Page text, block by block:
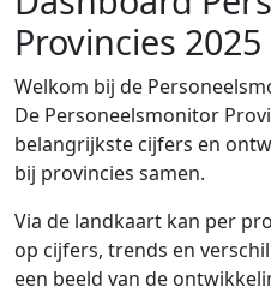
Provincies 2025
Welkom bij de
De Personeelsmonitor
belangrijkste cijfers en
bij provincies samen.
Via de landkaart kan per
op cijfers, trends en
een beeld van de